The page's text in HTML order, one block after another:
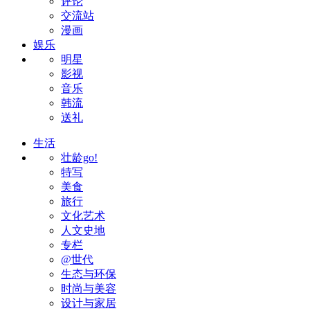
交流站
漫画
娱乐
明星
影视
音乐
韩流
送礼
生活
壮龄go!
特写
美食
旅行
文化艺术
人文史地
专栏
@世代
生态与环保
时尚与美容
设计与家居